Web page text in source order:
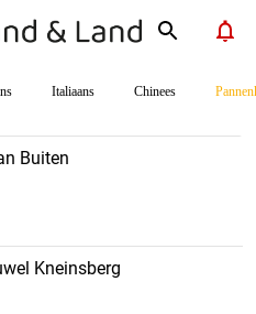
Italiaans Chinees
Buiten
Kneinsberg